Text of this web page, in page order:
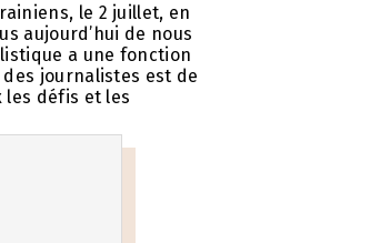
le 2 juillet, en
aujourd’hui de nous
a une fonction
journalistes est de
défis et les